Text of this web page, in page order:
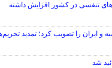
تنفسی در کشور افزایش داشته
و ایران را تصویب کرد؛ تمدید
شد